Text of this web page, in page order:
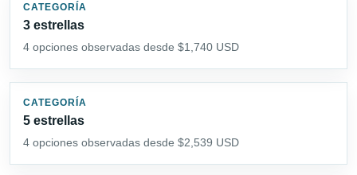
CATEGORÍA
3 estrellas
4 opciones observadas desde $1,740 USD
CATEGORÍA
5 estrellas
4 opciones observadas desde $2,539 USD